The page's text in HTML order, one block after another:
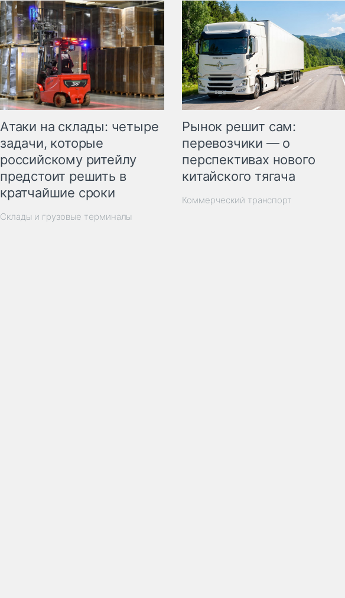
Атаки на склады: четыре
задачи, которые
российскому ритейлу
предстоит решить в
кратчайшие сроки
Склады и грузовые терминалы
Рынок решит сам:
перевозчики — о
перспективах нового
китайского тягача
Коммерческий транспорт